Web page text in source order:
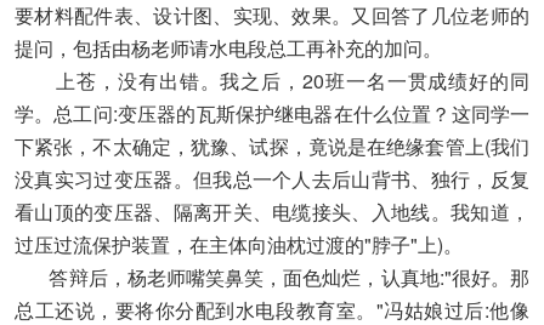
要材料配件表、设计图、实现、效果。又回答了几位老师的
提问，包括由杨老师请水电段总工再补充的加问。
上苍，没有出错。我之后，20班一名一贯成绩好的同
学。总工问:变压器的瓦斯保护继电器在什么位置？这同学一
下紧张，不太确定，犹豫、试探，竟说是在绝缘套管上(我们
没真实习过变压器。但我总一个人去后山背书、独行，反复
看山顶的变压器、隔离开关、电缆接头、入地线。我知道，
过压过流保护装置，在主体向油枕过渡的"脖子"上)。
答辩后，杨老师嘴笑鼻笑，面色灿烂，认真地:"很好。那
总工还说，要将你分配到水电段教育室。"冯姑娘过后:他像